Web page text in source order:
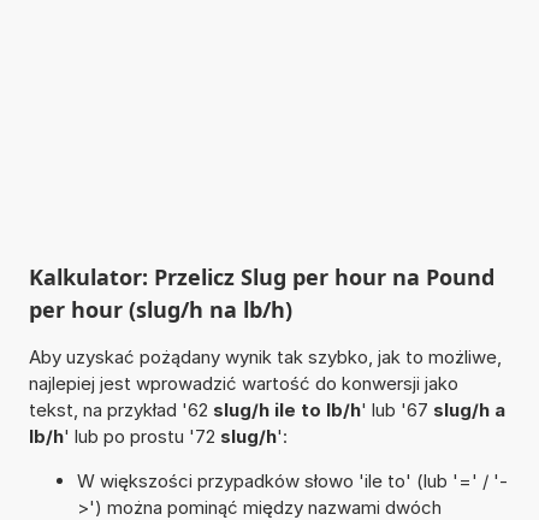
Kalkulator: Przelicz Slug per hour na Pound
per hour (slug/h na lb/h)
Aby uzyskać pożądany wynik tak szybko, jak to możliwe,
najlepiej jest wprowadzić wartość do konwersji jako
tekst, na przykład '62 slug/h ile to lb/h' lub '67 slug/h a
lb/h' lub po prostu '72 slug/h':
W większości przypadków słowo 'ile to' (lub '=' / '-
>') można pominąć między nazwami dwóch